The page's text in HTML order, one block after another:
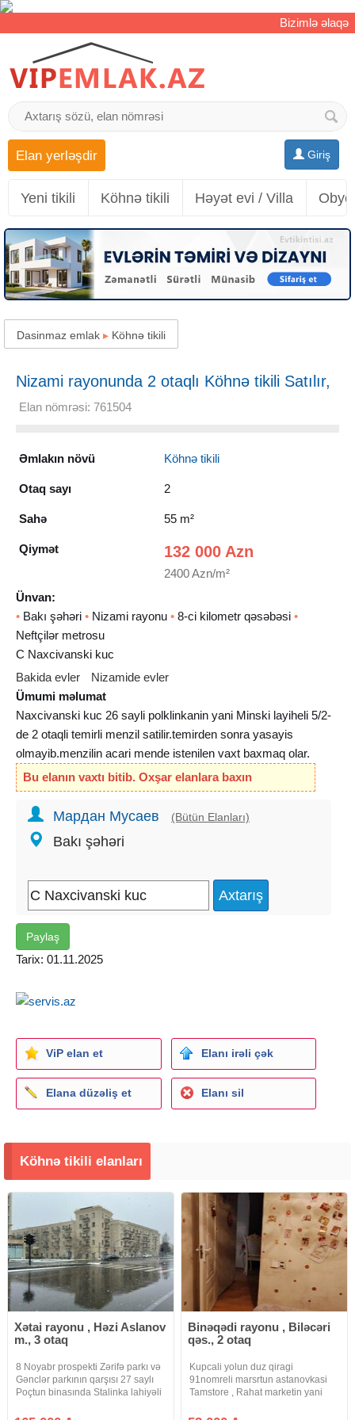
Bizimlə əlaqə
Giriş
Elan yerləşdir
Yeni tikili Köhnə tikili Həyət evi / Villa
Dasinmaz emlak ▸ Köhnə tikili
Nizami rayonunda 2 otaqlı Köhnə tikili Satılır,
55 m²
Elan nömrəsi: 761504
Əmlakın növü Köhnə tikili
Otaq sayı 2
Sahə 55 m²
Qiymət 132 000 Azn
2400 Azn/m²
Ünvan:
• Bakı şəhəri • Nizami rayonu • 8-ci kilometr qəsəbəsi •
Neftçilər metrosu
C Naxcivanski kuc
Bakida evler
Nizamide evler
Ümumi məlumat
Naxcivanski kuc 26 sayli polklinkanin yani Minski layiheli 5/2-
de 2 otaqli temirli menzil satilir.temirden sonra yasayis
olmayib.menzilin acari mende istenilen vaxt baxmaq olar.
Bu elanın vaxtı bitib. Oxşar elanlara baxın
Мардан Мусаев (Bütün Elanları)
Bakı şəhəri
Paylaş
Tarix: 01.11.2025
ViP elan et Elanı irəli çək
Elana düzəliş et Elanı sil
Köhnə tikili elanları
Xətai rayonu , Həzi Aslanov
m., 3 otaq
8 Noyabr prospekti Zərifə parkı və
Gənclər parkının qarşısı 27 saylı
Poçtun binasında Stalinka lahiyəli
mənzil satılır. Mərtəbəsi: 5/2
Binəqədi rayonu , Biləcəri
qəs., 2 otaq
Kupcali yolun duz qiragi
91nomreli marsrtun astanovkasi
Tamstore , Rahat marketin yani